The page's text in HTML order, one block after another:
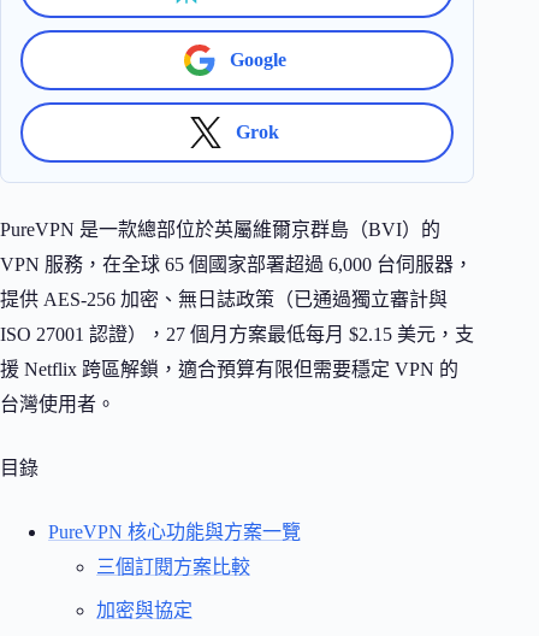
Google
Grok
PureVPN 是一款總部位於英屬維爾京群島（BVI）的
VPN 服務，在全球 65 個國家部署超過 6,000 台伺服器，
提供 AES-256 加密、無日誌政策（已通過獨立審計與
ISO 27001 認證），27 個月方案最低每月 $2.15 美元，支
援 Netflix 跨區解鎖，適合預算有限但需要穩定 VPN 的
台灣使用者。
目錄
PureVPN 核心功能與方案一覽
三個訂閱方案比較
加密與協定